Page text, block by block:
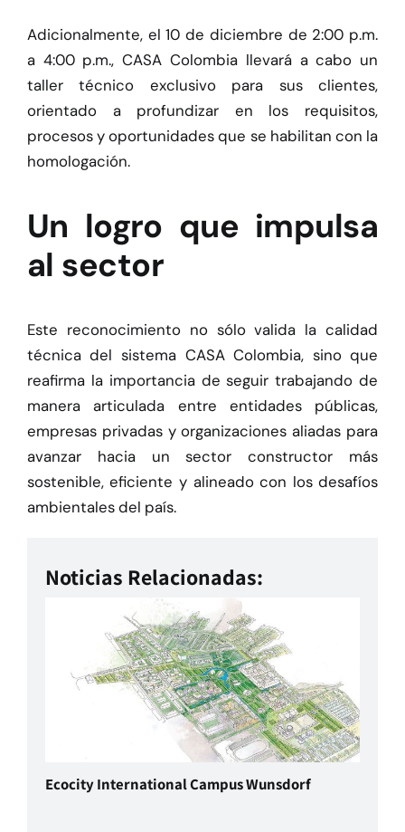
Adicionalmente, el 10 de diciembre de 2:00 p.m.
a 4:00 p.m., CASA Colombia llevará a cabo un
taller técnico exclusivo para sus clientes,
orientado a profundizar en los requisitos,
procesos y oportunidades que se habilitan con la
homologación.
Un logro que impulsa
al sector
Este reconocimiento no sólo valida la calidad
técnica del sistema CASA Colombia, sino que
reafirma la importancia de seguir trabajando de
manera articulada entre entidades públicas,
empresas privadas y organizaciones aliadas para
avanzar hacia un sector constructor más
sostenible, eficiente y alineado con los desafíos
ambientales del país.
Noticias Relacionadas:
Ecocity International Campus Wunsdorf